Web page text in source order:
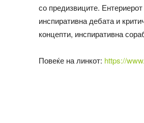
со предизвиците.
инспиративна дебата и
концепти, инспиративна
Повеќе на линкот: https://